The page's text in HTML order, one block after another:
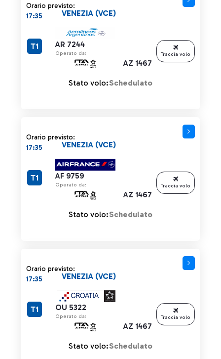
Orario previsto:
17:35
AR 7244
Operato da:
AZ 1467
VENEZIA (VCE)
T1
Stato volo:Schedulato
Traccia volo
Orario previsto:
17:35
AF 9759
Operato da:
AZ 1467
VENEZIA (VCE)
T1
Stato volo:Schedulato
Traccia volo
Orario previsto:
17:35
OU 5322
Operato da:
AZ 1467
VENEZIA (VCE)
T1
Stato volo:Schedulato
Traccia volo